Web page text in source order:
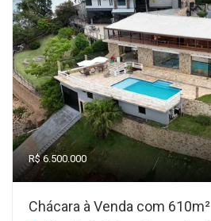
R$ 6.500.000
Chácara à Venda com 610m²